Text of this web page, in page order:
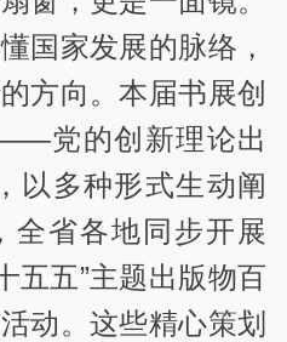
国家发展的脉络，
方向。本届书展创
党的创新理论出
以多种形式生动阐
全省各地同步开展
五五”主题出版物百
动。这些精心策划